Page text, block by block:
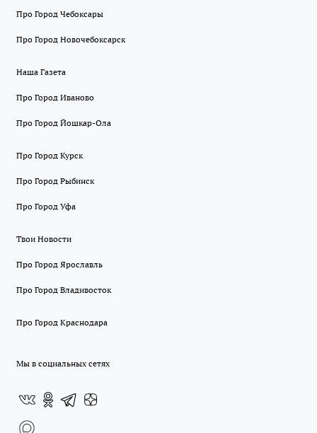
Про Город Чебоксары
Про Город Новочебоксарск
Наша Газета
Про Город Иваново
Про Город Йошкар-Ола
Про Город Курск
Про Город Рыбинск
Про Город Уфа
Твои Новости
Про Город Ярославль
Про Город Владивосток
Про Город Краснодара
Мы в социальных сетях